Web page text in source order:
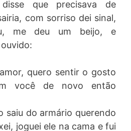
que precisava de
com sorriso dei sinal,
me deu um beijo, e
quero sentir o gosto
você de novo então
saiu do armário querendo
joguei ele na cama e fui